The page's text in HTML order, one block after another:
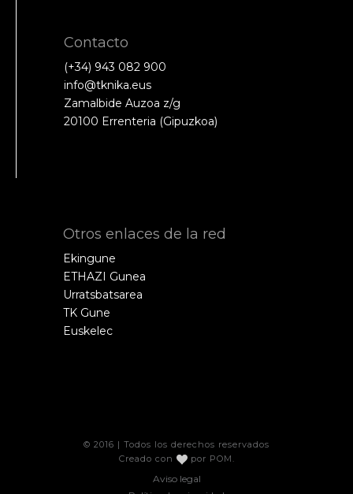
Contacto
(+34) 943 082 900
info@tknika.eus
Zamalbide Auzoa z/g
20100 Errenteria (Gipuzkoa)
Otros enlaces de la red
Ekingune
ETHAZI Gunea
Urratsbatsarea
TK Gune
Euskelec
© 2016 | Todos los derechos reservados
Creado con
por POM
Aviso legal